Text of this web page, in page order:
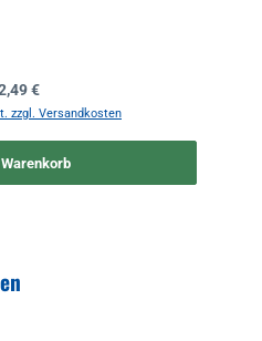
Preis:
€
zzgl. Versandkosten